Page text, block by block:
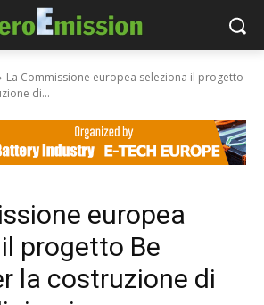
La Commissione europea seleziona il progetto
di...
europea
progetto Be
la costruzione di